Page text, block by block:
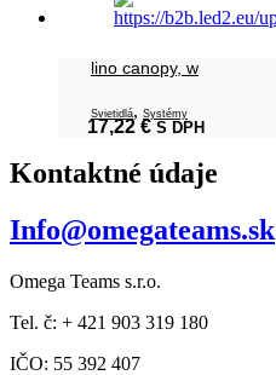
lino canopy, w
Svietidlá, Systémy
17,22 € S DPH
Kontaktné údaje
Info@omegateams.sk
Omega Teams s.r.o.
Tel. č: + 421 903 319 180
IČO: 55 392 407